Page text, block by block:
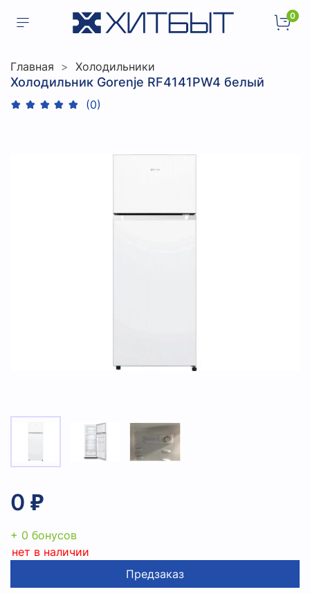
0
Главная Холодильники
Холодильник Gorenje RF4141PW4 белый
(0)
0 ₽
+ 0 бонусов
нет в наличии
Предзаказ